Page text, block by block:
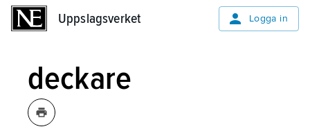
Uppslagsverket Logga in
deckare